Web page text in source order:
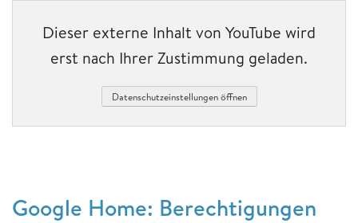
Dieser externe Inhalt von YouTube wird
erst nach Ihrer Zustimmung geladen.
Datenschutzeinstellungen öffnen
Google Home: Berechtigungen